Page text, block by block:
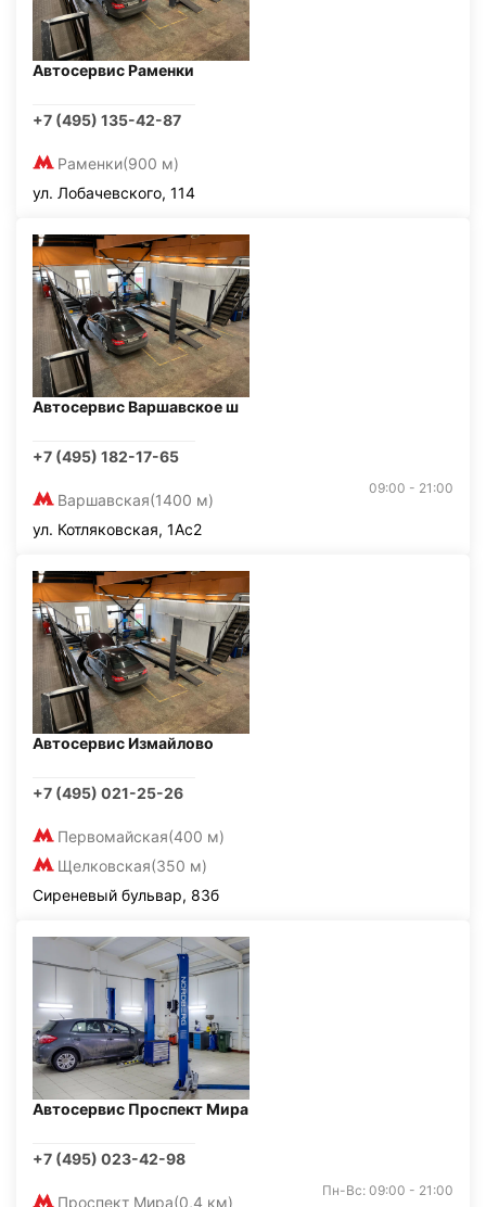
Автосервис Раменки
+7 (495) 135-42-87
Раменки(900 м)
ул. Лобачевского, 114
Автосервис Варшавское ш
+7 (495) 182-17-65
Варшавская(1400 м)
09:00 - 21:00
ул. Котляковская, 1Ас2
Автосервис Измайлово
+7 (495) 021-25-26
Первомайская(400 м)
Щелковская(350 м)
Сиреневый бульвар, 83б
Автосервис Проспект Мира
+7 (495) 023-42-98
Проспект Мира(0,4 км)
Пн-Вс: 09:00 - 21:00